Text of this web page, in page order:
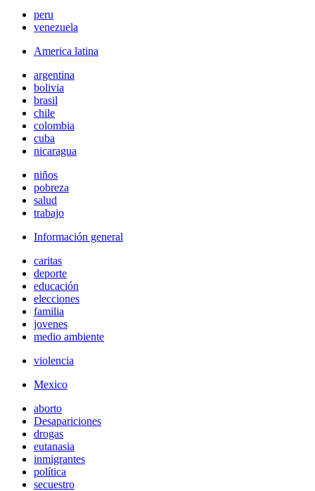
peru
venezuela
America latina
argentina
bolivia
brasil
chile
colombia
cuba
nicaragua
niños
pobreza
salud
trabajo
Información general
caritas
deporte
educación
elecciones
familia
jovenes
medio ambiente
violencia
Mexico
aborto
Desapariciones
drogas
eutanasia
inmigrantes
política
secuestro